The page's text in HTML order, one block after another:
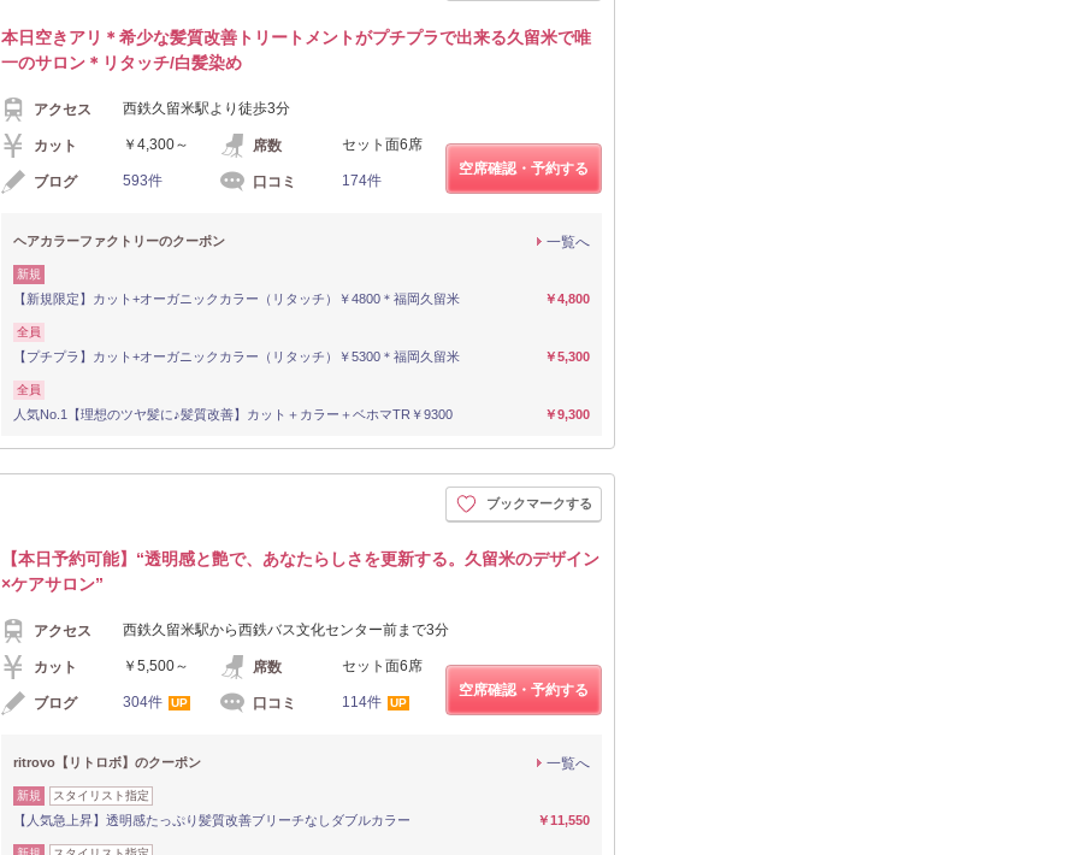
本日空きアリ＊希少な髪質改善トリートメントがプチプラで出来る久留米で唯
一のサロン＊リタッチ/白髪染め
アクセス 西鉄久留米駅より徒歩3分
カット ￥4,300～ 席数 セット面6席
ブログ 593件 口コミ 174件
空席確認・予約する
ヘアカラーファクトリーのクーポン 一覧へ
新規
【新規限定】カット+オーガニックカラー（リタッチ）￥4800＊福岡久留米 ￥4,800
全員
【プチプラ】カット+オーガニックカラー（リタッチ）￥5300＊福岡久留米 ￥5,300
全員
人気No.1【理想のツヤ髪に♪髪質改善】カット＋カラー＋ベホマTR￥9300 ￥9,300
ブックマークする
【本日予約可能】“透明感と艶で、あなたらしさを更新する。久留米のデザイン
×ケアサロン”
アクセス 西鉄久留米駅から西鉄バス文化センター前まで3分
カット ￥5,500～ 席数 セット面6席
ブログ 304件 UP 口コミ 114件 UP
空席確認・予約する
ritrovo【リトロボ】のクーポン 一覧へ
新規 スタイリスト指定
【人気急上昇】透明感たっぷり髪質改善ブリーチなしダブルカラー ￥11,550